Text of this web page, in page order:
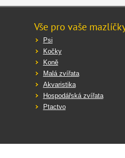
Vše pro vaše
Psi
Kočky
Koně
Malá zvířata
Akvaristika
Hospodářská zvířata
Ptactvo